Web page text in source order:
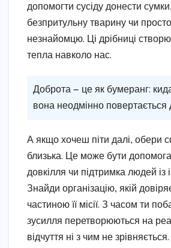
допомогти сусіду донести
безпритульну тварину чи
незнайомцю. Ці дрібниці
тепла навколо нас.
Доброта — це як бумеранг:
вона неодмінно повертається
А якщо хочеш піти далі, обери
близька. Це може бути допомога
довкілля чи підтримка людей із
Знайди організацію, якій
частиною її місії. З часом ти
зусилля перетворюються на
відчуття ні з чим не зрівняється.